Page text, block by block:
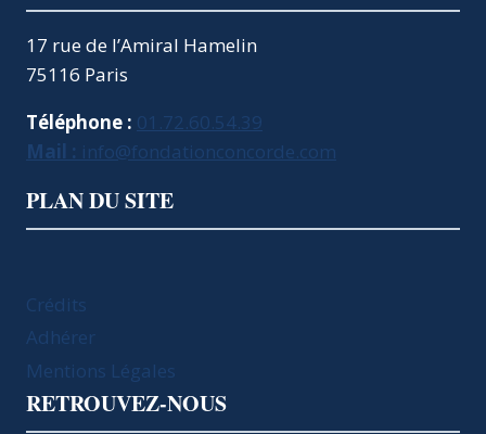
17 rue de l’Amiral Hamelin
75116 Paris
Téléphone : 01.72.60.54.39
Mail : info@fondationconcorde.com
PLAN DU SITE
Crédits
Adhérer
Mentions Légales
RETROUVEZ-NOUS